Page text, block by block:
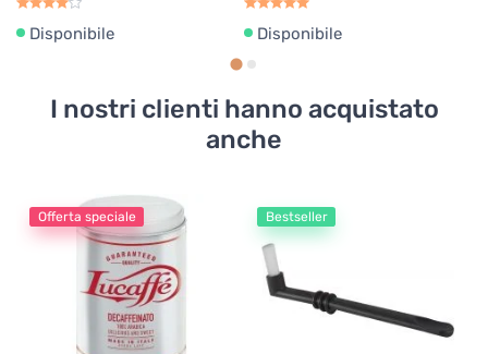
Disponibile Disponibile
I nostri clienti hanno acquistato
anche
Offerta speciale Bestseller